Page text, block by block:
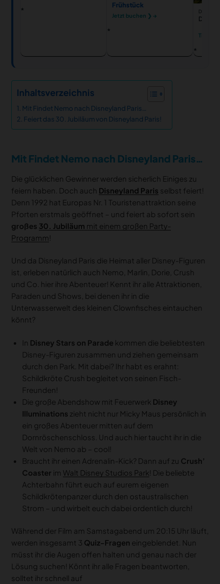
Frühstück
Jetzt buchen ❯ →
Tickets
Inhaltsverzeichnis
Mit Findet Nemo nach Disneyland Paris…
Feiert das 30. Jubiläum von Disneyland Paris!
Mit Findet Nemo nach Disneyland Paris…
Die glücklichen Gewinner werden sicherlich Einiges zu
feiern haben. Doch auch Disneyland Paris selbst feiert!
Denn 1992 hat Europas Nr. 1 Touristenattraktion seine
Pforten erstmals geöffnet – und feiert ab sofort sein
großes 30. Jubiläum mit einem großen Party-
Programm
Und da Disneyland Paris die Heimat aller Disney-Figuren
ist, erleben natürlich auch Nemo, Marlin, Dorie, Crush
und Co. hier ihre Abenteuer! Kennt ihr alle Attraktionen,
Paraden und Shows, bei denen ihr in die
Unterwasserwelt des kleinen Clownfisches eintauchen
könnt?
In Disney Stars on Parade kommen die beliebtesten
Disney-Figuren zusammen und ziehen gemeinsam
durch den Park. Mit dabei? Ihr habt es erahnt:
Schildkröte Crush begleitet von seinen Fisch-
Freunden!
Die große Abendshow mit Feuerwerk Disney
Illuminations zieht nicht nur Micky Maus persönlich in
ein großes Abenteuer mitten auf dem
Dornröschenschloss. Und auch hier taucht ihr in die
Welt von Nemo ab – cool!
Braucht ihr einen Adrenalin-Kick? Dann auf zu Crush’
Coaster im Walt Disney Studios Park ! Die beliebte
Achterbahn führt euch auf eurem eigenen
Schildkrötenpanzer durch den ostaustralischen
Strom – und wirbelt euch dabei ordentlich durch!
Während der Film am Samstagabend um 20:15 Uhr läuft,
werden insgesamt 3 Quiz-Fragen eingeblendet. Nun
müsst ihr die Augen offen halten und genau nach der
Lösung suchen! Könnt ihr alle Fragen beantworten,
solltet ihr schnell auf